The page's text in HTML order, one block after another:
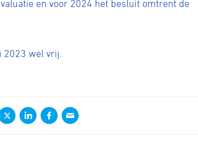
en voor 2024 het besluit omtrent de
wel vrij.
Mountainbiken